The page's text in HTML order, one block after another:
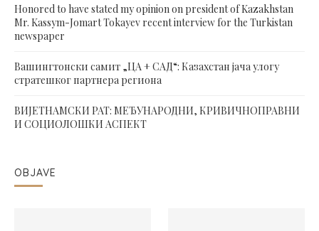
Honored to have stated my opinion on president of Kazakhstan
Mr. Kassym-Jomart Tokayev recent interview for the Turkistan
newspaper
Вашингтонски самит „ЦА + САД“: Казахстан јача улогу
стратешког партнера региона
ВИЈЕТНАМСКИ РАТ: МЕЂУНАРОДНИ, КРИВИЧНОПРАВНИ
И СОЦИОЛОШКИ АСПЕКТ
OBJAVE